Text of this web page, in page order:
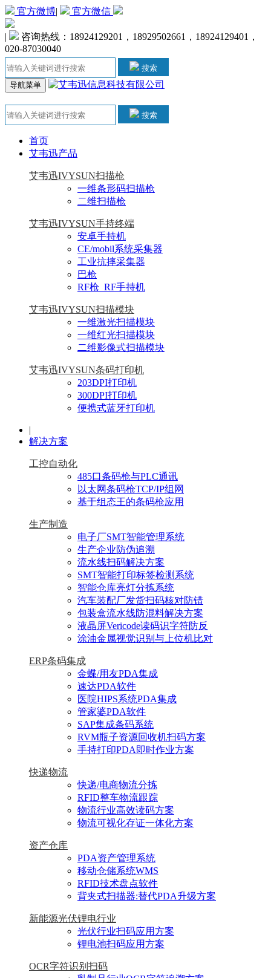
官方微博| 官方微信
|
咨询热线：18924129201，18929502661，18924129401，
020-87030040
搜索
导航菜单
搜索
首页
艾韦迅产品
艾韦迅IVYSUN扫描枪
一维条形码扫描枪
二维扫描枪
艾韦迅IVYSUN手持终端
安卓手持机
CE/mobil系统采集器
工业抗摔采集器
巴枪
RF枪_RF手持机
艾韦迅IVYSUN扫描模块
一维激光扫描模块
一维红光扫描模块
二维影像式扫描模块
艾韦迅IVYSUN条码打印机
203DPI打印机
300DPI打印机
便携式蓝牙打印机
|
解决方案
工控自动化
485口条码枪与PLC通讯
以太网条码枪TCP/IP组网
基于组态王的条码枪应用
生产制造
电子厂SMT智能管理系统
生产企业防伪追溯
流水线扫码解决方案
SMT智能打印标签检测系统
智能仓库亮灯分拣系统
汽车装配厂发货扫码核对防错
包装盒流水线防混料解决方案
液晶屏Vericode读码识字符防反
涂油金属视觉识别与上位机比对
ERP条码集成
金蝶/用友PDA集成
速达PDA软件
医院HIPS系统PDA集成
管家婆PDA软件
SAP集成条码系统
RVM瓶子资源回收机扫码方案
手持打印PDA即时作业方案
快递物流
快递/电商物流分拣
RFID整车物流跟踪
物流行业高效读码方案
物流可视化存证一体化方案
资产仓库
PDA资产管理系统
移动仓储系统WMS
RFID技术盘点软件
背夹式扫描器:替代PDA升级方案
新能源光伏锂电行业
光伏行业扫码应用方案
锂电池扫码应用方案
OCR字符识别扫码